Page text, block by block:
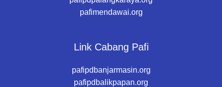
pafimendawai.org
Link Cabang Pafi
pafipdbanjarmasin.org
pafipdbalikpapan.org